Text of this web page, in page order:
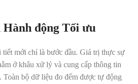
động Tối ưu
mới chỉ là bước đầu. Giá trị thực sự
ở khâu xử lý và cung cấp thông tin
bộ dữ liệu đo đếm được tự động